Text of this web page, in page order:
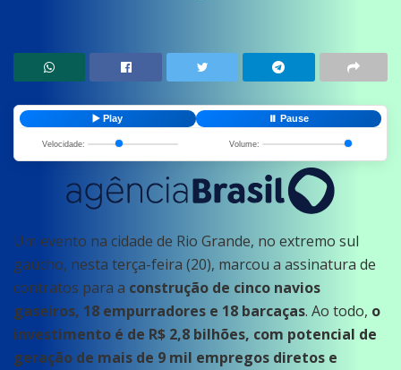
▶️ Play ⏸️ Pause
Velocidade: Volume:
Um evento na cidade de Rio Grande, no extremo sul
gaúcho, nesta terça-feira (20), marcou a assinatura de
contratos para a construção de cinco navios
gaseiros, 18 empurradores e 18 barcaças. Ao todo, o
investimento é de R$ 2,8 bilhões, com potencial de
geração de mais de 9 mil empregos diretos e